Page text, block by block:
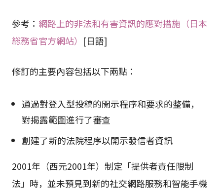
參考： 網路上的非法和有害資訊的應對措施（日本
総務省官方網站） [日語]
修訂的主要內容包括以下兩點：
通過對登入型投稿的開示程序和要求的整備，
對揭露範圍進行了審查
創建了新的法院程序以開示發信者資訊
2001年（西元2001年）制定「提供者責任限制
法」時，並未預見到新的社交網路服務和智能手機